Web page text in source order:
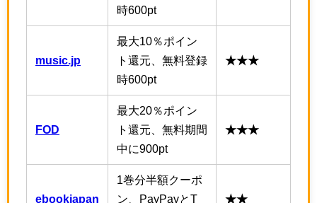
時600pt
music.jp
最大10％ポイン
ト還元、無料登録
時600pt
★★★
FOD
最大20％ポイン
ト還元、無料期間
中に900pt
★★★
ebookjapan
1巻分半額クーポ
ン、PayPayとT
★★